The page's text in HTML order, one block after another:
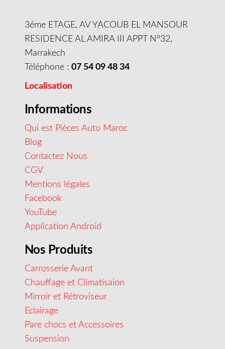
3éme ETAGE, AV YACOUB EL MANSOUR
RESIDENCE AL AMIRA III APPT N°32,
Marrakech
Téléphone : 07 54 09 48 34
Localisation
Informations
Qui est Pièces Auto Maroc
Blog
Contactez Nous
CGV
Mentions légales
Facebook
YouTube
Application Android
Nos Produits
Carrosserie Avant
Chauffage et Climatisaion
Mirroir et Rétroviseur
Eclairage
Pare chocs et Accessoires
Suspension